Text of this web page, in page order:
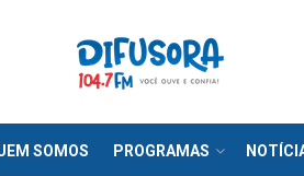
SOMOS PROGRAMAS